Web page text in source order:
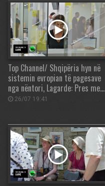
Top Channel/ Shqipëria hyn në
sistemin evropian të pagesave
nga nëntori, Lagarde: Pres me…
26/07 19:41